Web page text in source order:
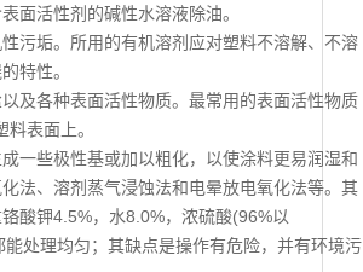
活性剂的碱性水溶液除油。
垢。所用的有机溶剂应对塑料不溶解、不溶
特性。
各种表面活性物质。最常用的表面活性物质
表面上。
些极性基或加以粗化，以使涂料更易润湿和
法、溶剂蒸气浸蚀法和电晕放电氧化法等。其
酸钾4.5%，水8.0%，浓硫酸(96%以
处理均匀；其缺点是操作有危险，并有环境污